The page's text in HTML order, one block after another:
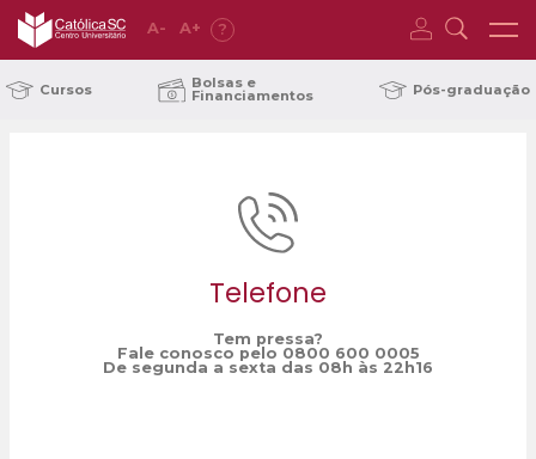
A- A+ ?
Cursos Bolsas e
Financiamentos Pós-graduação
Telefone
Tem pressa?
Fale conosco pelo 0800 600 0005
De segunda a sexta das 08h às 22h16